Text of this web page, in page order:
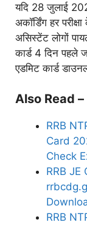
यदि 28 जुलाई
अकॉर्डिंग हर
असिस्टेंट लोगों
कार्ड 4 दिन पहले
एडमिट कार्ड
Also Read –
RRB
Card
Check
RRB
RRB